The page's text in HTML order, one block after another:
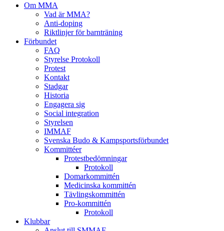
Om MMA
Vad är MMA?
Anti-doping
Riktlinjer för barnträning
Förbundet
FAQ
Styrelse Protokoll
Protest
Kontakt
Stadgar
Historia
Engagera sig
Social integration
Styrelsen
IMMAF
Svenska Budo & Kampsportsförbundet
Kommittéer
Protestbedömningar
Protokoll
Domarkommittén
Medicinska kommittén
Tävlingskommittén
Pro-kommittén
Protokoll
Klubbar